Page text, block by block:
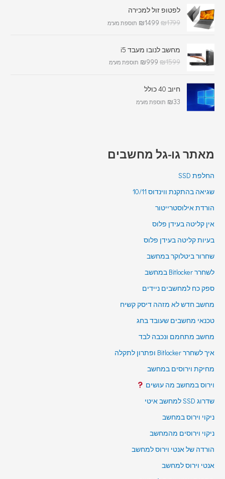
לפטופ זול למכירה
₪1799
₪1499 תוספת מע"מ
מחשב לנובו מעבד i5
₪1599
₪999 תוספת מע"מ
חיוב 40 כולל
₪33 תוספת מע"מ
מאתר גו-גל מחשבים
החלפת SSD
שגיאה בהתקנת ווינדוס 10/11
הורדת אילוסטרייטור
אין קליטה בעידן פלוס
בעיות קליטה בעידן פלוס
שחרור ביטלוקר במחשב
לשחרר Bitlocker במחשב
ספק כח למחשבים ניידים
מחשב חדש לא מזהה דיסק קשיח
טכנאי מחשבים שעובד בחג
מחשב מתחמם ונכבה לבד
איך לשחרר Bitlocker ופתרון לתקלה
מחיקת וירוסים במחשב
וירוס במחשב מה עושים
שדרוג SSD למחשב איטי
ניקוי וירוס במחשב
ניקוי וירוסים מהמחשב
הורדה של אנטי וירוס למחשב
אנטי וירוס למחשב